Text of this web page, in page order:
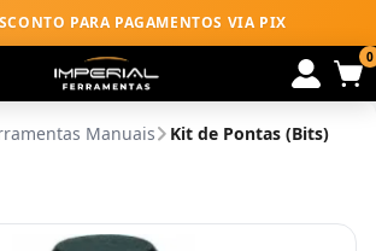
PARA PAGAMENTOS VIA PIX
0
Manuais Kit de Pontas (Bits)